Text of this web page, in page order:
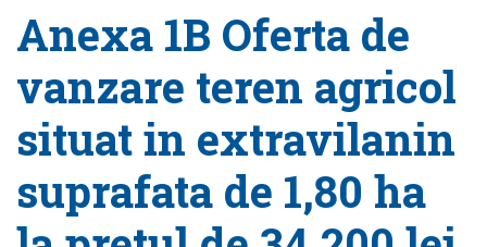
Anexa 1B Oferta de
vanzare teren agricol
situat in extravilanin
suprafata de 1,80 ha